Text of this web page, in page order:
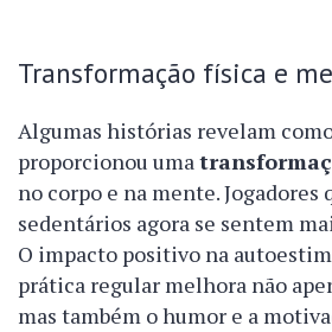
Transformação física e
Algumas histórias revelam
proporcionou uma
no corpo e na mente. Jogadores
sedentários agora se sentem
O impacto positivo na
prática regular melhora não
mas também o humor e a